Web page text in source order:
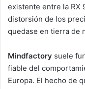
existente entre la RX
distorsión de los
quedase en tierra de
Mindfactory suele
fiable del
Europa. El hecho de